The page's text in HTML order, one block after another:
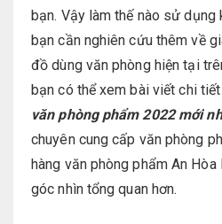
bạn. Vậy làm thế nào sử dụng
bạn cần nghiên cứu thêm về
đồ dùng văn phòng hiện tại
bạn có thể xem bài viết chi tiết
văn phòng phẩm 2022 mới
chuyên cung cấp văn phòng
hàng văn phòng phẩm An
góc nhìn tổng quan hơn.